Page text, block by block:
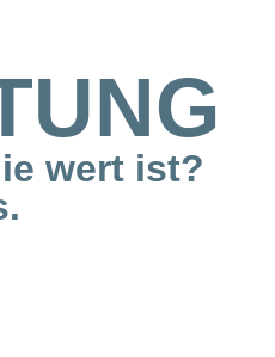
wert ist?